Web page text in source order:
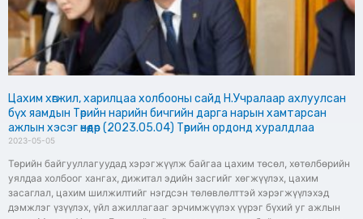
Цахим хөгжил, харилцаа холбооны сайд Н.Учралаар ахлуулсан
бүх яамдын Төрийн нарийн бичгийн дарга нарын хамтарсан
ажлын хэсэг өнөөдөр (2023.05.04) Төрийн ордонд хуралдлаа
2023-05-05
Төрийн байгууллагуудад хэрэгжүүлж байгаа цахим төсөл, хөтөлбөрийн
уялдаа холбоог хангах, дижитал эдийн засгийг хөгжүүлэх, цахим
засаглал, цахим шилжилтийг нэгдсэн төлөвлөлттэй хэрэгжүүлэхэд
дэмжлэг үзүүлэх, үйл ажиллагааг эрчимжүүлэх үүрэг бүхий уг ажлын